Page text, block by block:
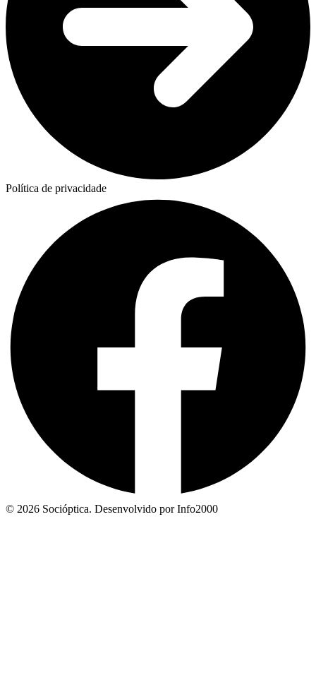
Política de privacidade
© 2026 Socióptica. Desenvolvido por Info2000